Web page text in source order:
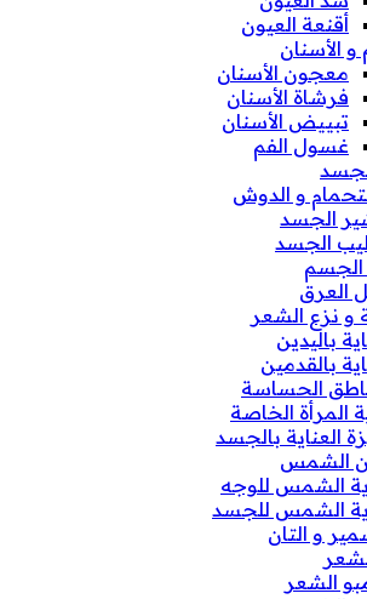
أقنعة العيون
و الأسنان
معجون الأسنان
فرشاة الأسنان
تبييض الأسنان
غسول الفم
و الدوش
الجسد
الجسد
العرق
و نزع الشعر
باليدين
بالقدمين
الحساسة
المرأة الخاصة
العناية بالجسد
الشمس
الشمس للوجه
الشمس للجسد
و التان
الشعر